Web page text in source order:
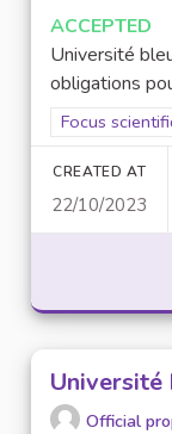
ACCEPTED
Université
obligations
Filter results
Focus
CREATED AT
22/10/2023
Université
Official